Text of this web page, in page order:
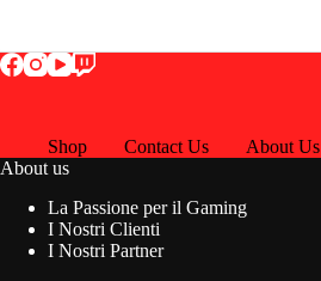
Shop Contact Us About Us
About us
La Passione per il Gaming
I Nostri Clienti
I Nostri Partner